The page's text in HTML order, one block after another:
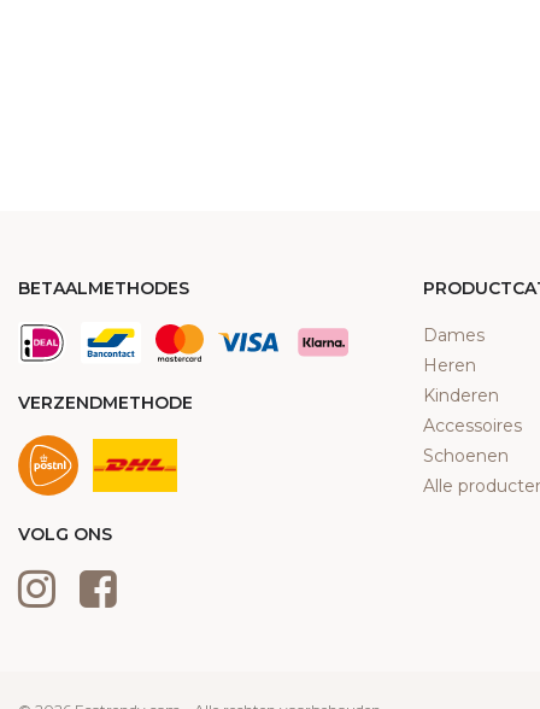
BETAALMETHODES
VERZENDMETHODE
VOLG ONS
Dames
Heren
Kinderen
Accessoires
Schoenen
Alle